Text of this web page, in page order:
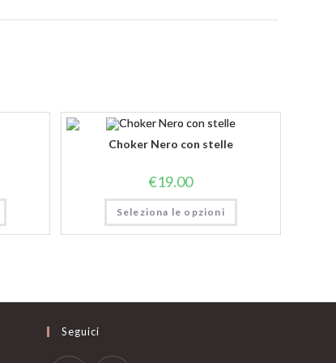
Choker Nero con stelle
€19.00
Seleziona le opzioni
Seguici